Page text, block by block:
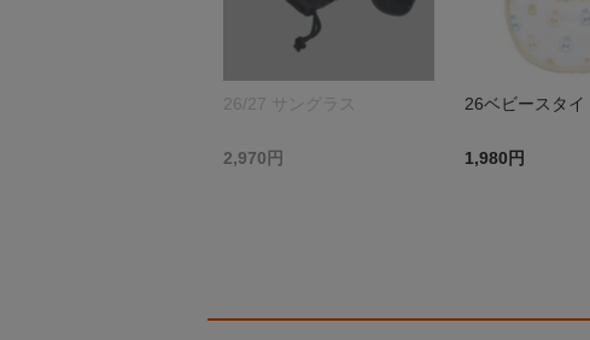
26/27 サングラス
2,970円
26ベビースタイ
1,980円